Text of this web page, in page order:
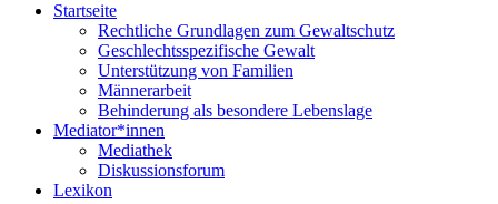
Startseite
Rechtliche Grundlagen zum Gewaltschutz
Geschlechtsspezifische Gewalt
Unterstützung von Familien
Männerarbeit
Behinderung als besondere Lebenslage
Mediator*innen
Mediathek
Diskussionsforum
Lexikon